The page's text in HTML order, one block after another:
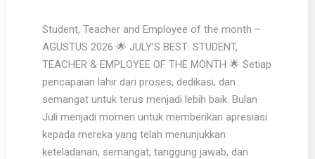
Student, Teacher and Employee of the month –
AGUSTUS 2026 🌟 JULY’S BEST: STUDENT,
TEACHER & EMPLOYEE OF THE MONTH 🌟 Setiap
pencapaian lahir dari proses, dedikasi, dan
semangat untuk terus menjadi lebih baik. Bulan
Juli menjadi momen untuk memberikan apresiasi
kepada mereka yang telah menunjukkan
keteladanan, semangat, tanggung jawab, dan